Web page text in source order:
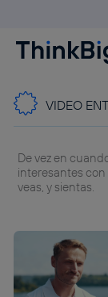
VIDEO
De vez en
interesantes con
veas, y sientas.